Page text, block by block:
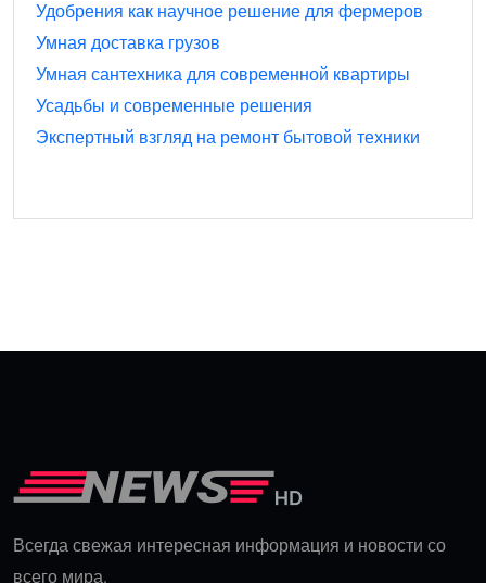
Удобрения как научное решение для фермеров
Умная доставка грузов
Умная сантехника для современной квартиры
Усадьбы и современные решения
Экспертный взгляд на ремонт бытовой техники
Всегда свежая интересная информация и новости со
всего мира.